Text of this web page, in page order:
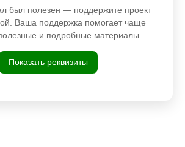
был полезен — поддержите проект
Ваша поддержка помогает чаще
и подробные материалы.
Показать реквизиты